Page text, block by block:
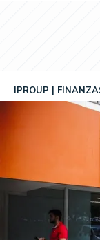
IPROUP